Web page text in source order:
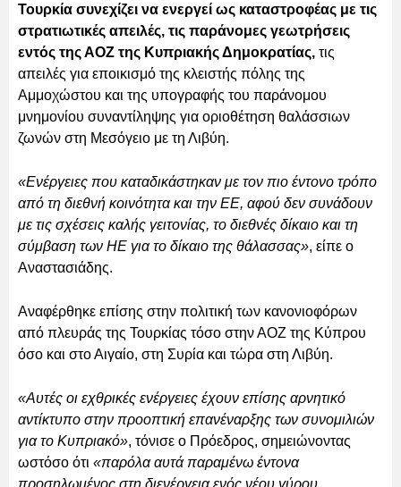
Τουρκία συνεχίζει να ενεργεί ως καταστροφέας με τις
στρατιωτικές απειλές, τις παράνομες γεωτρήσεις
εντός της ΑΟΖ της Κυπριακής Δημοκρατίας, τις
απειλές για εποικισμό της κλειστής πόλης της
Αμμοχώστου και της υπογραφής του παράνομου
μνημονίου συναντίληψης για οριοθέτηση θαλάσσιων
ζωνών στη Μεσόγειο με τη Λιβύη.
«Ενέργειες που καταδικάστηκαν με τον πιο έντονο τρόπο
από τη διεθνή κοινότητα και την ΕΕ, αφού δεν συνάδουν
με τις σχέσεις καλής γειτονίας, το διεθνές δίκαιο και τη
σύμβαση των ΗΕ για το δίκαιο της θάλασσας», είπε ο
Αναστασιάδης.
Αναφέρθηκε επίσης στην πολιτική των κανονιοφόρων
από πλευράς της Τουρκίας τόσο στην ΑΟΖ της Κύπρου
όσο και στο Αιγαίο, στη Συρία και τώρα στη Λιβύη.
«Αυτές οι εχθρικές ενέργειες έχουν επίσης αρνητικό
αντίκτυπο στην προοπτική επανέναρξης των συνομιλιών
για το Κυπριακό», τόνισε ο Πρόεδρος, σημειώνοντας
ωστόσο ότι «παρόλα αυτά παραμένω έντονα
προσηλωμένος στη διενέργεια ενός νέου γύρου